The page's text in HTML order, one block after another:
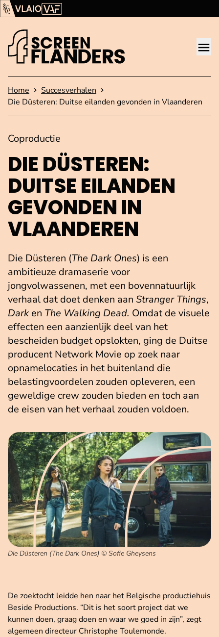
Ga verder naar de inhoud
Vlaams Audiovisueel Fonds (VAF)
Startpagina
Home
Succesverhalen
Die Düsteren: Duitse eilanden gevonden in Vlaanderen
DIE DÜSTEREN:
DUITSE EILANDEN
GEVONDEN IN
VLAANDEREN
Coproductie
Die Düsteren (The Dark Ones) is een
ambitieuze dramaserie voor
jongvolwassenen, met een bovennatuurlijk
verhaal dat doet denken aan Stranger Things,
Dark en The Walking Dead. Omdat de visuele
effecten een aanzienlijk deel van het
bescheiden budget opslokten, ging de Duitse
producent Network Movie op zoek naar
opnamelocaties in het buitenland die
belastingvoordelen zouden opleveren, een
geweldige crew zouden bieden en toch aan
de eisen van het verhaal zouden voldoen.
Die Düsteren (The Dark Ones) © Sofie Gheysens
De zoektocht leidde hen naar het Belgische productiehuis
Beside Productions. “Dit is het soort project dat we
kunnen doen, graag doen en waar we goed in zijn”, zegt
algemeen directeur Christophe Toulemonde.